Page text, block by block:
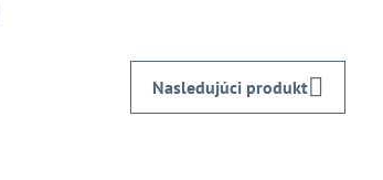
Nasledujúci produkt